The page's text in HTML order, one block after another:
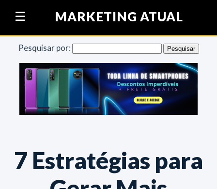
☰ MARKETING ATUAL
Pesquisar por:
7 Estratégias para